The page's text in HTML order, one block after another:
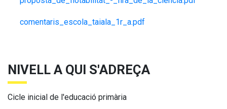
comentaris_escola_taiala_1r_a.pdf
NIVELL A QUI S'ADREÇA
Cicle inicial de l'educació primària